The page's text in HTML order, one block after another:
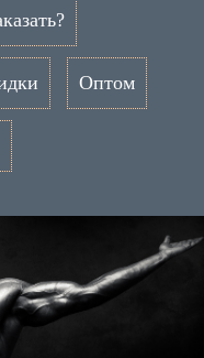
Оптом